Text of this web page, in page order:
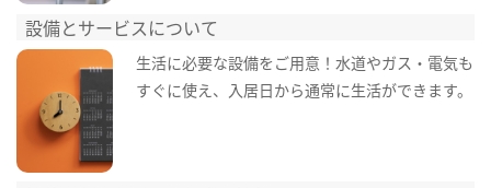
設備とサービスについて
生活に必要な設備をご用意！水道やガス・電気も
すぐに使え、入居日から通常に生活ができます。